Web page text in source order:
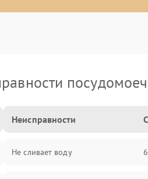
Неисправности
Не сливает воду